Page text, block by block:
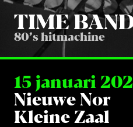
TIME
80’s hitmachine
15 januari
Nieuwe Nor
Kleine Zaal